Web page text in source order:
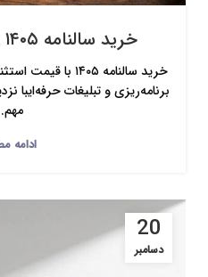
خرید سالنامه ۱۴۰۵ با قیمت استثنای
خرید سالنامه ۱۴۰۵
برنامه‌ریزی و تبلیغات
ادامه
20
دسامبر